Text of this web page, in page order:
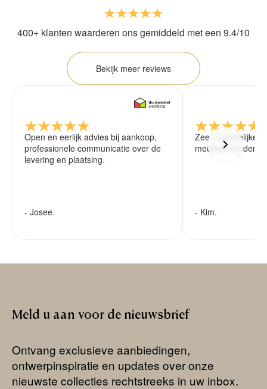
400+ klanten waarderen ons gemiddeld met een 9.4/10
Bekijk meer reviews
Open en eerlijk advies bij aankoop,
professionele communicatie over de
levering en plaatsing.
- Josee.
Zeer vriendelijke
meubels worden
- Kim.
Meld u aan voor de nieuwsbrief
Ontvang exclusieve aanbiedingen,
ontwerpinspiratie en updates over onze
nieuwste collecties rechtstreeks in uw inbox.